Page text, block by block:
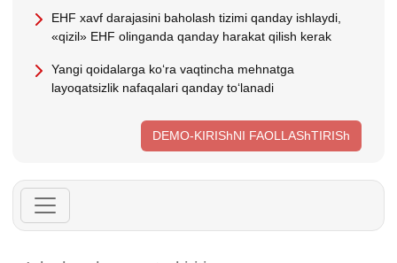
EHF хavf darajasini baholash tizimi qanday ishlaydi,
«qizil» EHF olinganda qanday harakat qilish kerak
Yangi qoidalarga koʻra vaqtincha mehnatga
layoqatsizlik nafaqalari qanday toʻlanadi
DEMO-KIRIShNI FAOLLAShTIRISh